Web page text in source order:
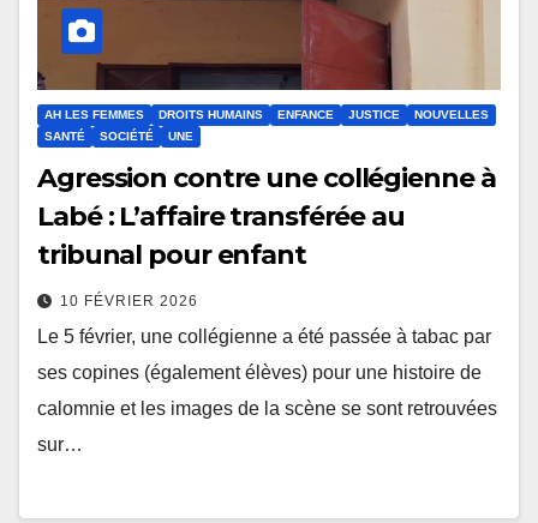
AH LES FEMMES DROITS HUMAINS ENFANCE JUSTICE
NOUVELLES
SANTÉ
SOCIÉTÉ UNE
Agression contre une collégienne à
Labé : L’affaire transférée au
tribunal pour enfant
10 FÉVRIER 2026
Le 5 février, une collégienne a été passée à tabac par
ses copines (également élèves) pour une histoire de
calomnie et les images de la scène se sont retrouvées
sur…